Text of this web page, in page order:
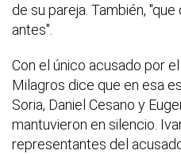
de su pareja. También,
antes".
Con el único acusado por
Milagros dice que en esa
Soria, Daniel Cesano y
mantuvieron en silencio.
representantes del